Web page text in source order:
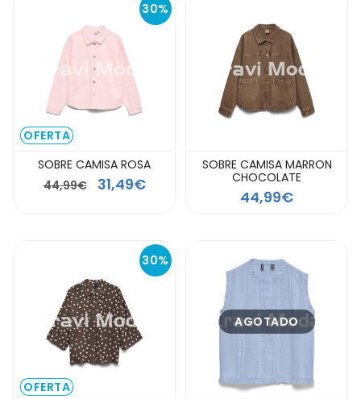
30%
OFERTA
SOBRE CAMISA ROSA
44,99€
31,49€
SOBRE CAMISA MARRON
CHOCOLATE
44,99€
30%
OFERTA
AGOTADO